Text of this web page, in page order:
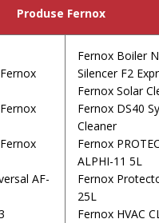
Produse Fernox
Fernox
Fernox
AF-
Fernox Boiler
Silencer F2
Fernox Solar
Fernox DS40
Cleaner
Fernox
ALPHI-11 5L
Fernox
25L
Fernox HVAC